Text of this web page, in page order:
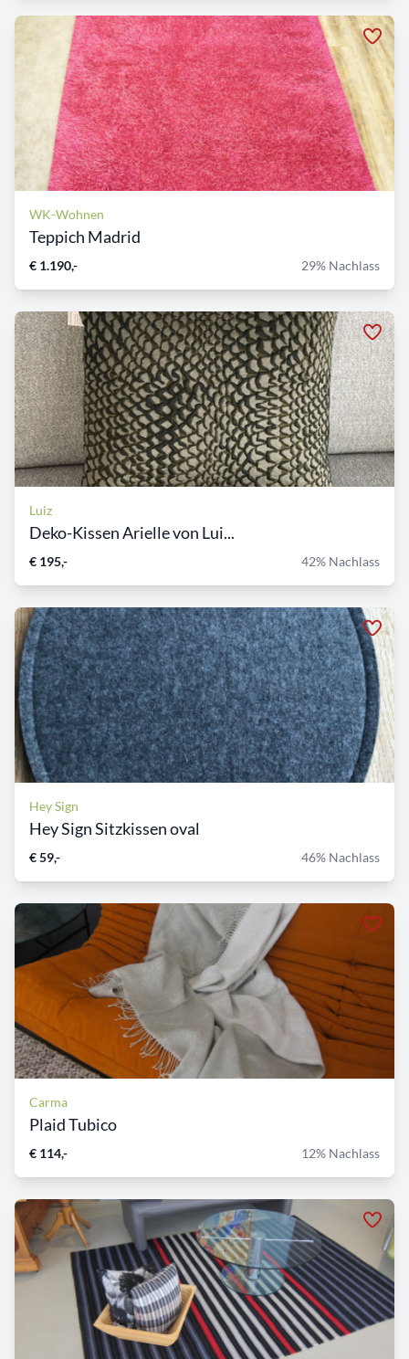
WK-Wohnen
Teppich Madrid
€ 1.190,- 29% Nachlass
Luiz
Deko-Kissen Arielle von Lui...
€ 195,- 42% Nachlass
Hey Sign
Hey Sign Sitzkissen oval
€ 59,- 46% Nachlass
Carma
Plaid Tubico
€ 114,- 12% Nachlass